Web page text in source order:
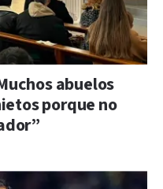
abuelos
porque no